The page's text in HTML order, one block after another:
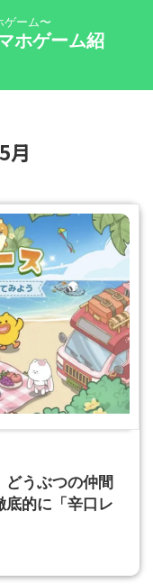
ゲーム〜
ホゲーム紹
月
どうぶつの仲間
底的に「辛口レ